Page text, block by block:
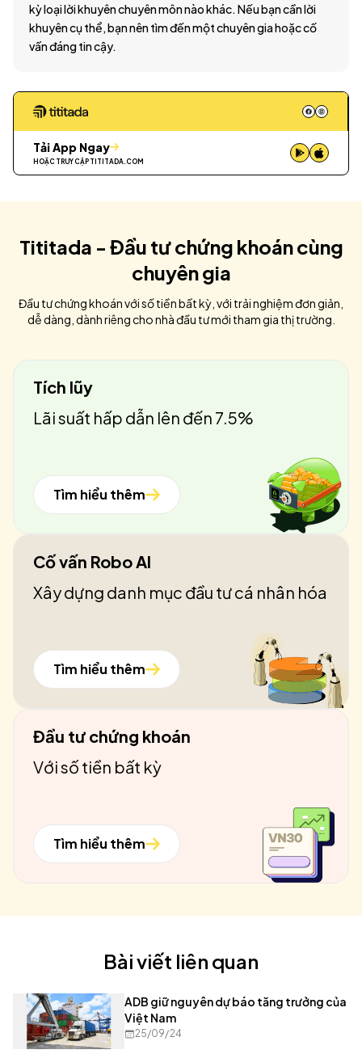
kỳ loại lời khuyên chuyên môn nào khác. Nếu bạn cần lời
khuyên cụ thể, bạn nên tìm đến một chuyên gia hoặc cố
vấn đáng tin cậy.
Tải App Ngay
HOẶC TRUY CẬP TITITADA.COM
Tititada - Đầu tư chứng khoán cùng
chuyên gia
Đầu tư chứng khoán với số tiền bất kỳ, với trải nghiệm đơn giản,
dễ dàng, dành riêng cho nhà đầu tư mới tham gia thị trường.
Tích lũy
Lãi suất hấp dẫn lên đến 7.5%
Tìm hiểu thêm
Cố vấn Robo AI
Xây dựng danh mục đầu tư cá nhân hóa
Tìm hiểu thêm
Đầu tư chứng khoán
Với số tiền bất kỳ
Tìm hiểu thêm
Bài viết liên quan
ADB giữ nguyên dự báo tăng trưởng của
Việt Nam
25/09/24